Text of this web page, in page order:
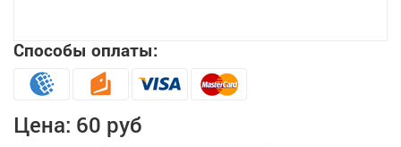
Способы оплаты:
Цена: 60 руб